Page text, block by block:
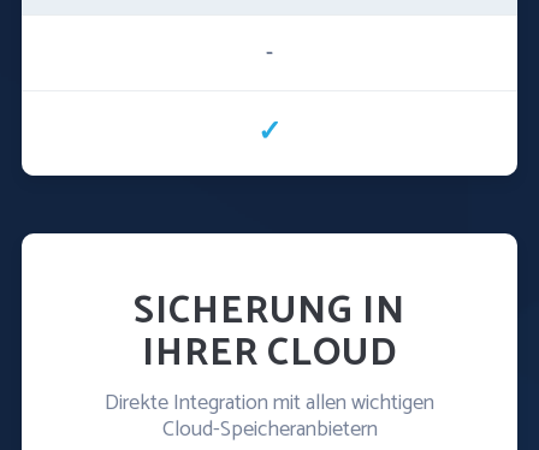
-
✓
SICHERUNG IN
IHRER CLOUD
Direkte Integration mit allen wichtigen
Cloud-Speicheranbietern